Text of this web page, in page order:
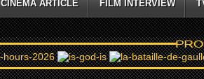
CINEMA ARTICLE FILM INTERVIEW